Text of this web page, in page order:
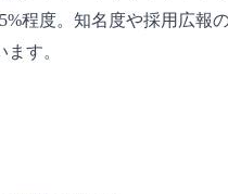
程度。知名度や採用広報
す。